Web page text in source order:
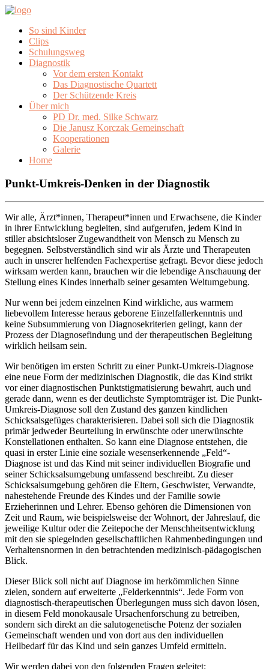
So sind Kinder
Clips
Schulungsweg
Diagnostik
Vor dem ersten Kontakt
Das Diagnostische Quartett
Der Schützende Kreis
Über mich
PD Dr. med. Silke Schwarz
Die Janusz Korczak Gemeinschaft
Kooperationen
Galerie
Home
Punkt-Umkreis-Denken in der Diagnostik
Wir alle, Ärzt*innen, Therapeut*innen und Erwachsene, die Kinder
in ihrer Entwicklung begleiten, sind aufgerufen, jedem Kind in
stiller absichtsloser Zugewandtheit von Mensch zu Mensch zu
begegnen. Selbstverständlich sind wir als Ärzte und Therapeuten
auch in unserer helfenden Fachexpertise gefragt. Bevor diese jedoch
wirksam werden kann, brauchen wir die lebendige Anschauung der
Stellung eines Kindes innerhalb seiner gesamten Weltumgebung.
Nur wenn bei jedem einzelnen Kind wirkliche, aus warmem
liebevollem Interesse heraus geborene Einzelfallerkenntnis und
keine Subsummierung von Diagnosekriterien gelingt, kann der
Prozess der Diagnosefindung und der therapeutischen Begleitung
wirklich heilsam sein.
Wir benötigen im ersten Schritt zu einer Punkt-Umkreis-Diagnose
eine neue Form der medizinischen Diagnostik, die das Kind strikt
vor einer diagnostischen Punktstigmatisierung bewahrt, auch und
gerade dann, wenn es der deutlichste Symptomträger ist. Die Punkt-
Umkreis-Diagnose soll den Zustand des ganzen kindlichen
Schicksalsgefüges charakterisieren. Dabei soll sich die Diagnostik
primär jedweder Beurteilung in erwünschte oder unerwünschte
Konstellationen enthalten. So kann eine Diagnose entstehen, die
quasi in erster Linie eine soziale wesenserkennende „Feld“-
Diagnose ist und das Kind mit seiner individuellen Biografie und
seiner Schicksalsumgebung umfassend beschreibt. Zu dieser
Schicksalsumgebung gehören die Eltern, Geschwister, Verwandte,
nahestehende Freunde des Kindes und der Familie sowie
Erzieherinnen und Lehrer. Ebenso gehören die Dimensionen von
Zeit und Raum, wie beispielsweise der Wohnort, der Jahreslauf, die
jeweilige Kultur oder die Zeitepoche der Menschheitsentwicklung
mit den sie spiegelnden gesellschaftlichen Rahmenbedingungen und
Verhaltensnormen in den betrachtenden medizinisch-pädagogischen
Blick.
Dieser Blick soll nicht auf Diagnose im herkömmlichen Sinne
zielen, sondern auf erweiterte „Felderkenntnis“. Jede Form von
diagnostisch-therapeutischen Überlegungen muss sich davon lösen,
in diesem Feld monokausale Ursachenforschung zu betreiben,
sondern sich direkt an die salutogenetische Potenz der sozialen
Gemeinschaft wenden und von dort aus den individuellen
Heilbedarf für das Kind und sein ganzes Umfeld ermitteln.
Wir werden dabei von den folgenden Fragen geleitet: